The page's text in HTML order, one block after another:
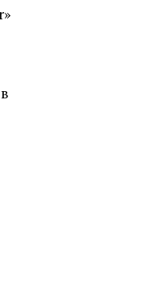
года:
совершал поездку по святым
Он посетил, в
праотцев и Западную
почувствовал
и сознательно
к Стене в Тиша бе‑Ав,
напряжённость